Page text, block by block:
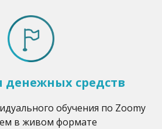
средств
обучения по Zoomу
в живом формате